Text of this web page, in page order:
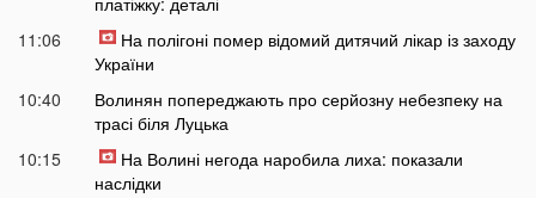
11:06
На полігоні помер відомий дитячий лікар із заходу
України
10:40
Волинян попереджають про серйозну небезпеку на
трасі біля Луцька
10:15
На Волині негода наробила лиха: показали
наслідки